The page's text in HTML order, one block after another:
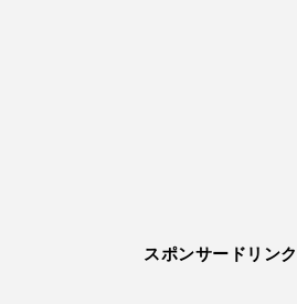
スポンサードリンク